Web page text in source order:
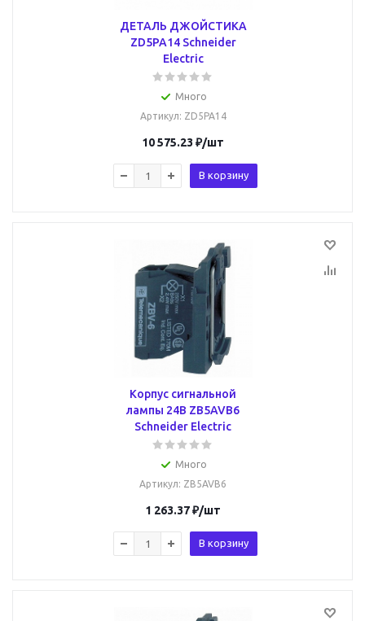
ДЕТАЛЬ ДЖОЙСТИКА
ZD5PA14 Schneider
Electric
Много
Артикул: ZD5PA14
10 575.23 ₽/шт
В корзину
Корпус сигнальной
лампы 24В ZB5AVB6
Schneider Electric
Много
Артикул: ZB5AVB6
1 263.37₽/шт
В корзину